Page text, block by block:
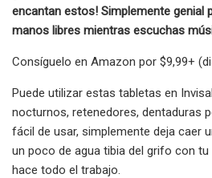
encantan estos! Simplemente genial
manos libres mientras escuchas
Consíguelo en Amazon por $9,99+
Puede utilizar estas tabletas en
nocturnos, retenedores, dentaduras
fácil de usar, simplemente deja caer
un poco de agua tibia del grifo con
hace todo el trabajo.